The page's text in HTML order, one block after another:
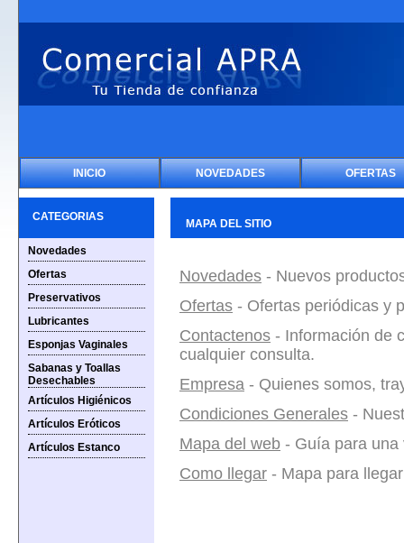
INICIO NOVEDADES OFERTAS
CATEGORIAS
Novedades
Ofertas
Preservativos
Lubricantes
Esponjas Vaginales
Sabanas y Toallas
Desechables
Artículos Higiénicos
Artículos Eróticos
Artículos Estanco
MAPA DEL SITIO
Novedades - Nuevos
Ofertas - Ofertas periódicas y
Contactenos - Información de
cualquier consulta.
Empresa - Quienes somos,
Condiciones Generales -
Mapa del web - Guía para una
Como llegar - Mapa para